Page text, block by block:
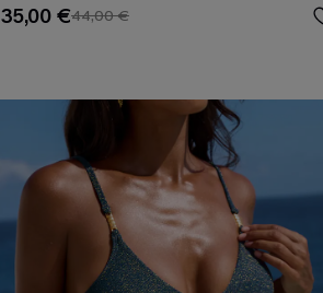
35,00 €44,00 €